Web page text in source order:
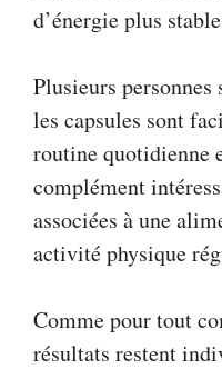
d’énergie plus
Plusieurs
les capsules sont
routine quotidienne
complément
associées à une
activité physique
Comme pour tout
résultats restent